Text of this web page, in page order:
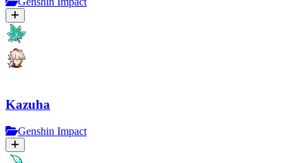
Kazuha
Genshin Impact